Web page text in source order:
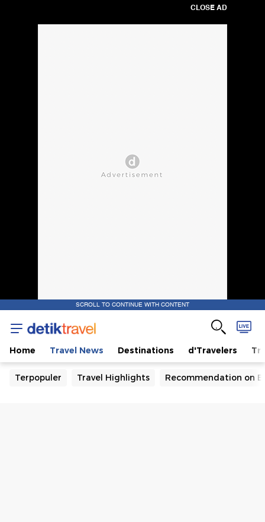
CLOSE AD
SCROLL TO CONTINUE WITH CONTENT
Home Travel News Destinations d'Travelers
Terpopuler Travel Highlights Recommendation on